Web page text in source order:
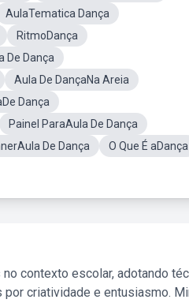
AulaTematica Dança
RitmoDança
De Dança
Aula De DançaNa Areia
Dança
Painel ParaAula De Dança
De Dança
O Que É aDança
contexto escolar, adotando
criatividade e entusiasmo.